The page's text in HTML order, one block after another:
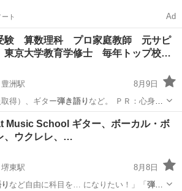
ート Ad
験 算数理科 プロ家庭教師 元サピ
京大学教育学修士 毎年トップ校…
洲駅
8月9日
得）、ギター弾き語り など。 ＰＲ：心身の
算数
Music School ギター、ボーカル・ボ
、ウクレレ、…
東駅
8月8日
など自由に科目を… になりたい！」「 弾き